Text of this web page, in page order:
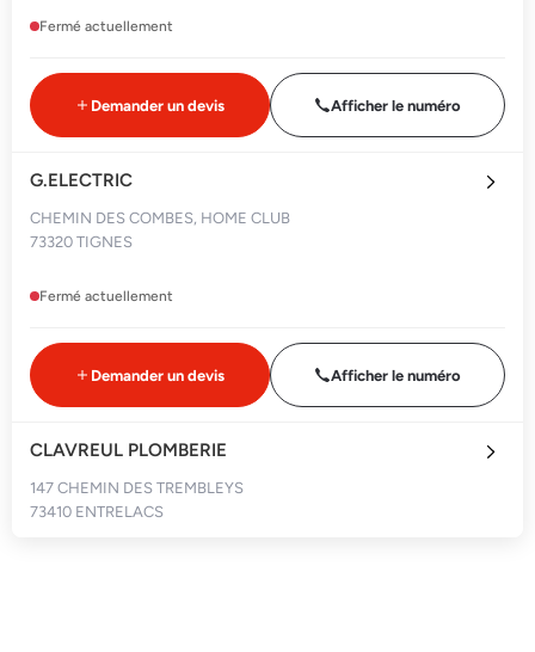
Fermé actuellement
Demander un devis Afficher le numéro
G.ELECTRIC
CHEMIN DES COMBES, HOME CLUB
73320 TIGNES
Fermé actuellement
Demander un devis Afficher le numéro
CLAVREUL PLOMBERIE
147 CHEMIN DES TREMBLEYS
73410 ENTRELACS